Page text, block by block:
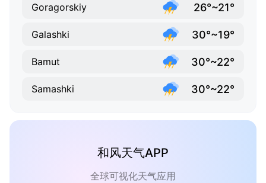
Goragorskiy 26°~21°
Galashki 30°~19°
Bamut 30°~22°
Samashki 30°~22°
和风天气APP
全球可视化天气应用